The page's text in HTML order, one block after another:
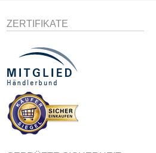
ZERTIFIKATE